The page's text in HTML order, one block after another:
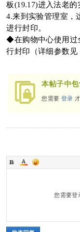
oa
板(19.17)进入法老的
4.来到实验管理室，
进行封印。
◆在购物中心使用过
行封印（详细参数见
本帖子中
您需要登录
您需要